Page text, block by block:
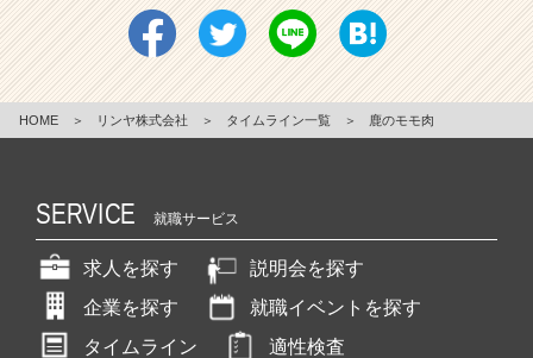
HOME ＞ リンヤ株式会社 ＞ タイムライン一覧 ＞ 鹿のモモ肉
SERVICE 就職サービス
求人を探す
説明会を探す
企業を探す
就職イベントを探す
タイムライン
適性検査